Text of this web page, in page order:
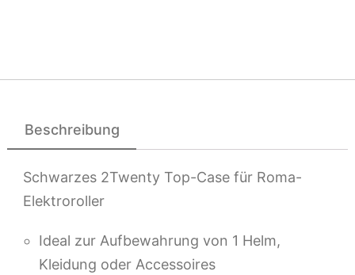
Beschreibung
Schwarzes 2Twenty Top-Case für Roma-
Elektroroller
Ideal zur Aufbewahrung von 1 Helm,
Kleidung oder Accessoires